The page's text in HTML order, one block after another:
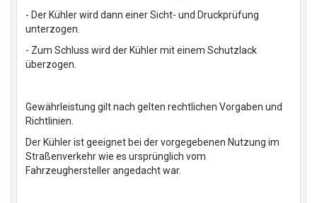
- Der Kühler wird dann einer Sicht- und Druckprüfung
unterzogen.
- Zum Schluss wird der Kühler mit einem Schutzlack
überzogen.
Gewährleistung gilt nach gelten rechtlichen Vorgaben und
Richtlinien.
Der Kühler ist geeignet bei der vorgegebenen Nutzung im
Straßenverkehr wie es ursprünglich vom
Fahrzeughersteller angedacht war.